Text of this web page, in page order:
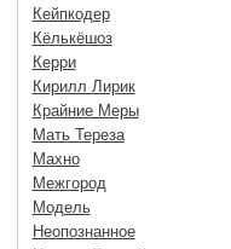
Кейпкодер
Кёлькёшоз
Керри
Кирилл Лирик
Крайние Меры
Мать Тереза
Махно
Межгород
Модель
Неопознанное